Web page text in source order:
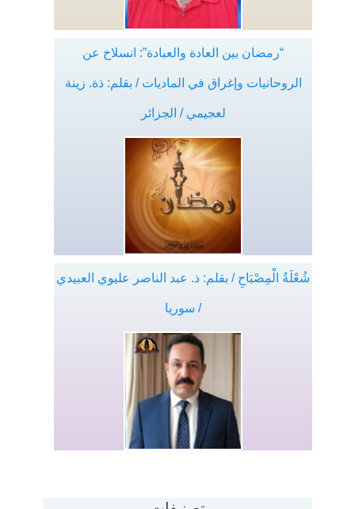
“رمضان بين العادة والعبادة”: انسلاخ عن
الروحانيات وإغراق في الماديات / بقلم: ذة. زينة
لعجيمي / الجزائر
شُعْلَةُ الْمِصْبَاحِ / بقلم: ذ. عبد الناصر عليوي العبيدي
/ سوريا